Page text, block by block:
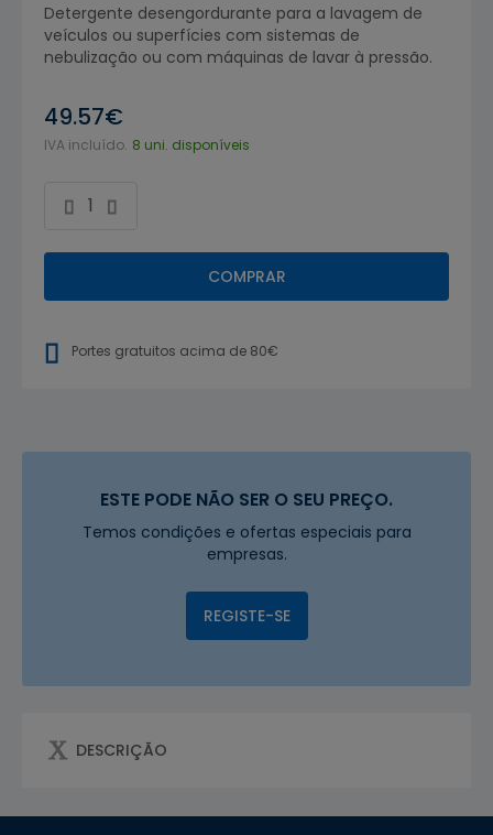
Detergente desengordurante para a lavagem de
veículos ou superfícies com sistemas de
nebulização ou com máquinas de lavar à pressão.
49.57€
IVA incluído. 8 uni. disponíveis
COMPRAR
Portes gratuitos acima de 80€
ESTE PODE NÃO SER O SEU PREÇO.
Temos condições e ofertas especiais para
empresas.
REGISTE-SE
DESCRIÇÃO